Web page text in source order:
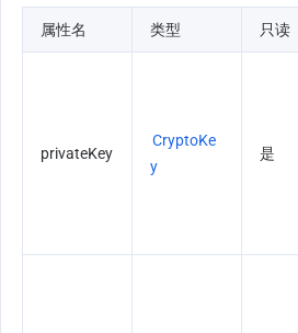
属性名 类型 只读
privateKey
CryptoKe
y
是